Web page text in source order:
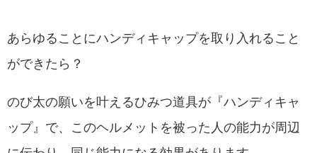
あらゆることにハンディキャップを取り入れること
ができたら？
のび太の願いを叶えるひみつ道具が『ハンディキャ
ップ』で、このヘルメットを被った人の能力が周辺